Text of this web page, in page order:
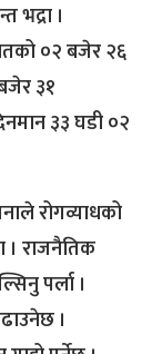
भद्रा ।
०२ बजेर २६
३१
३३ घडी ०२
रोगव्याधको
। राजनैतिक
पर्ला ।
।